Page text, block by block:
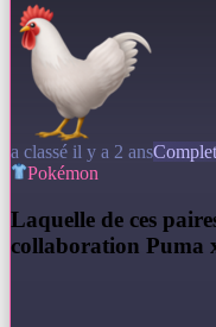
a classé il y a 2 ansComplet
Pokémon
Laquelle de ces
collaboration Puma